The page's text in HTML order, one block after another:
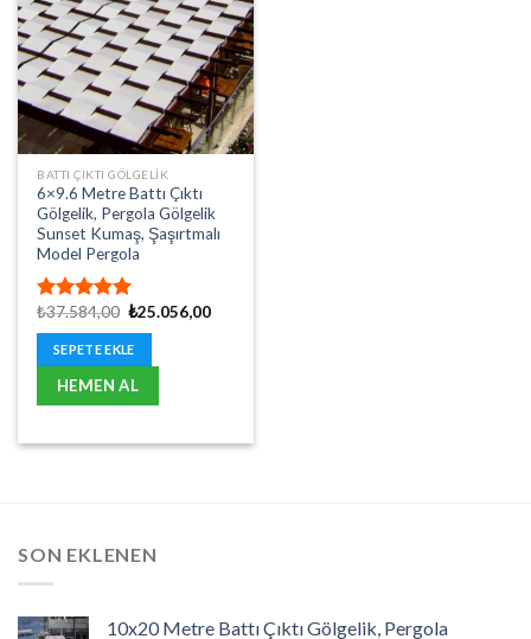
BATTI ÇIKTI GÖLGELIK
6×9.6 Metre Battı Çıktı
Gölgelik, Pergola Gölgelik
Sunset Kumaş, Şaşırtmalı
Model Pergola
5 üzerinden
5.00oy
aldı
₺37.584,00 Orijinal
₺37.584,00.
₺25.056,00Şu
SEPETE EKLE
HEMEN AL
SON EKLENEN
10x20 Metre Battı Çıktı Gölgelik, Pergola